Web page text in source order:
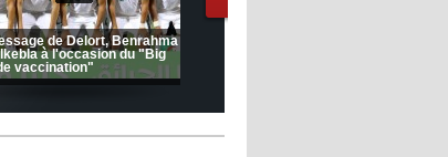
départ d'Hazard cet hiver
de la CAF) Nkana FC 1 -